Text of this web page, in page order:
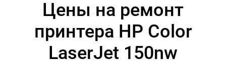
Цены на ремонт
принтера HP Color
LaserJet 150nw